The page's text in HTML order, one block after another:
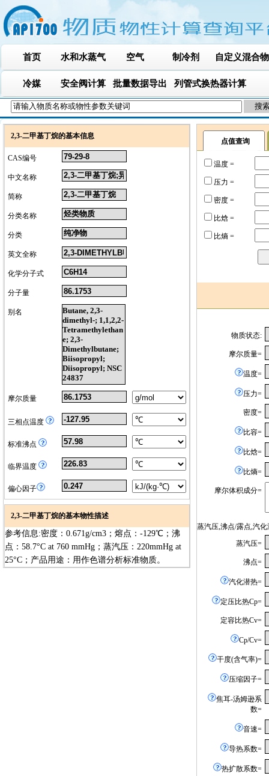
首页 水和水蒸气 空气 制冷剂 自定义混合物
冷媒 安全阀计算 批量数据导出 列管式换热器计算
2,3-二甲基丁烷的基本信息
CAS编号
中文名称
简称
分类名称
分类
英文全称
化学分子式
分子量
别名
Butane, 2,3-
dimethyl-; 1,1,2,2-
Tetramethylethan
e; 2,3-
Dimethylbutane;
Biisopropyl;
Diisopropyl; NSC
24837
摩尔质量
三相点温度
标准沸点
临界温度
偏心因子
2,3-二甲基丁烷的基本物性描述
参考信息:密度：0.671g/cm3；熔点：-129℃；沸
点：58.7°C at 760 mmHg；蒸汽压：220mmHg at
25°C；产品用途：用作色谱分析标准物质。
点值查询
温度 =
压力 =
密度 =
比焓 =
比熵 =
物质状态:
摩尔质量=
温度=
压力=
密度=
比容=
比焓=
比熵=
摩尔体积成分=
蒸汽压,沸点/露点,汽
蒸汽压=
沸点=
汽化潜热=
定压比热Cp=
定容比热Cv=
Cp/Cv=
干度(含气率)=
压缩因子=
焦耳-汤姆逊系
数=
音速=
导热系数=
热扩散系数=